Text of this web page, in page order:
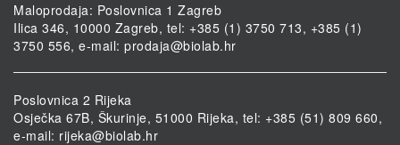
Maloprodaja: Poslovnica 1 Zagreb
Ilica 346, 10000 Zagreb, tel: +385 (1) 3750 713, +385 (1)
3750 556, e-mail: prodaja@biolab.hr
Poslovnica 2 Rijeka
Osječka 67B, Škurinje, 51000 Rijeka, tel: +385 (51) 809 660,
e-mail: rijeka@biolab.hr